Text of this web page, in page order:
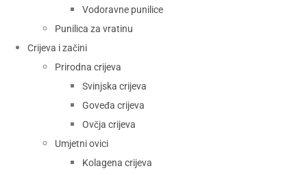
Vodoravne punilice
Punilica za vratinu
Crijeva i začini
Prirodna crijeva
Svinjska crijeva
Goveđa crijeva
Ovčja crijeva
Umjetni ovici
Kolagena crijeva